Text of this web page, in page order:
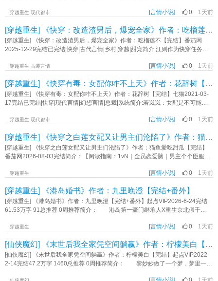
新菜，这颗小芽就会长大一些 它与别的五行灵根不一样，吃的越好，它
的长的越好，秦羡的功力就越强 秦羡：这就是传闻中的……饭灵
根？！ 后来，云山宗众人突然发现，曾经被他们视作弃子的秦羡，不仅
长出了新的灵根，功力直逼破天镜 云山宗众人纷纷后悔求和 秦
羡：曾经我为云山宗出生入死，却落得一个被师门当弃子的下场，现如今来求我
回云山宗，得看我的锅铲答不答应内容标签： 种田文 仙侠修真 女配 甜文 爽文主
角视角秦羡凌樾其它：美食一句话简介：做饭香香，活的长长立意：不论如何，
都要勇敢活下去《别拿饭灵根不当灵根》作者：挠时光
女强，不黑原女主，1V1）《我在霸总文里崩剧情》作者：树心有泪
过是个小小花妖，哪儿来这么大的实力，可又不得不听从命令，只是……女尊
他是财大气粗的制片人。她是星际著名的星球主，高冷的军队将军唇角一勾，"这
个人，我罩了"……怎么哪儿哪儿都有他，她说她只是来收集能量的，还有人信
嘛……《快穿之女配她又双叒叕逆袭了》作者：青青梅兮
穿越重生,现代都市 [言情小说] 0 1天前
[穿越重生] 《快穿：改造渣男后，爆宠全家》作者：吃榴莲不【完结】
[穿越重生] 《快穿：改造渣男后，爆宠全家》作者：吃榴莲不【完结】番茄网
2025-12-29完结已完结|快穿|古代言情|乡村|穿越|甜宠简介:江则作为快穿任务者
不孕隐疾男2.炮灰暴虐王爷3不负责任的渣爹4愚孝男养出的犯罪娃《快穿：改造
穿越重生,古装言情 [言情小说] 0 1天前
[穿越重生] 《快穿有毒：女配你咋不上天》作者：花辞树【完结】
[穿越重生] 《快穿有毒：女配你咋不上天》作者：花辞树【完结】七猫2021-03-
17完结已完结|快穿|现代言情|幻想言情|总裁|系统简介:若岚岚：女配是不可能逆袭
主，编号9527。】若岚岚：“我若岚岚就是饿死，死外边，从这里跳下去，也不会
香！男主女主：若岚岚你咋不上天呢？若岚岚：不好意思，我刚从天上下来。
《快穿有毒：女配你咋不上天》作者：花辞树
穿越重生,现代都市 [言情小说] 0 1天前
[穿越重生] 《快穿之白莲女配又让男主们沦陷了》作者：猫鱼爱吃甜瓜【完结】
[穿越重生] 《快穿之白莲女配又让男主们沦陷了》作者：猫鱼爱吃甜瓜【完结】
番茄网2026-08-03完结简介：【阅读指南：1vN｜全员恋爱脑｜男主个个臣服
剧情。系统哭唧唧说之前宿主都被虐得好惨，少虞笑了：放心，姐带你演回来。
里原主被玩得团团转。少虞来了，第一晚就让他半夜开车过来修灯泡。侄女当着
他面哭？少虞转头消失两个月。再见时这位爷跪在她面前，眼泪哗哗的：“我错
了，你别不要我。”世界二：边疆糙汉将军他是杀人不眨眼的铁血将军，她是京城
边：“夫人你理理我行不行？”世界三：忠犬暗卫她是权倾朝野的疯批长公主，他是
城，却在她面前缓缓跪下：“这江山都给你，你摸摸我的头好不好？”世界四：禁欲
丈夫他是薄情寡恩的联姻丈夫，新婚半个月连婚房都没进过，把她当空气。后来
他红着眼把她堵在墙角：“傅太太，这婚……不离了。”少虞的鱼塘，进去的鱼就没
配又让男主们沦陷了》作者：猫鱼爱吃甜瓜
穿越重生 [言情小说] 0 1天前
[穿越重生] 《港岛婚书》作者：九里晚澄【完结+番外】
[穿越重生] 《港岛婚书》作者：九里晚澄【完结+番外】起点VIP2026-6-24完结
61.53万字 91总推荐 0周推荐简介： 港岛第一豪门继承人X重生京北假千
私生女简之。 京北连日雨天，港岛送来婚书和婚前协议，私生女要替长公主
照单全收宠溺有加 “贺先生，这个钻石好大！” 太子爷挥手点天灯，在场无
人敢争抢。 “贺先生，床垫太硬我不喜欢！” 太子爷将人搂在怀，“乖，我
陪你去挑喜欢的，晚上再试试。” 管家说贺聿珩很忙，忙到早出晚归，让简之
穿越重生 [言情小说] 0 1天前
[仙侠魔幻] 《末世后我全家凭空间躺赢》作者：柠檬美白【完结】
[仙侠魔幻] 《末世后我全家凭空间躺赢》作者：柠檬美白【完结】起点VIP2022-
2-14完结47.2万字 1460总推荐 0周推荐简介： 黎妙妙做了一个梦，梦里一场